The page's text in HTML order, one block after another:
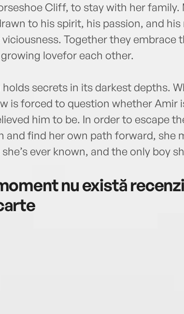
Cliff, to stay with her family.
to his spirit, his passion, and his
viciousness. Together they embrace
lovefor each other.
secrets in its darkest depths.
is forced to question whether Amir
him to be. In order to escape
and find her own path forward, she
ever known, and the only boy
nu există